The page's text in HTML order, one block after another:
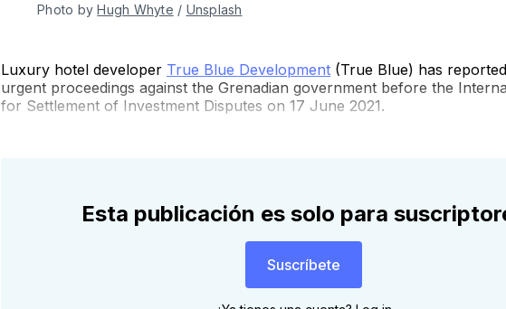
Photo byHugh Whyte / Unsplash
Luxury hotel developer True Blue Development (True Blue) has
urgent proceedings against the Grenadian government before the
for Settlement of Investment Disputes on 17 June 2021.
Esta publicación es solo para
Suscríbete